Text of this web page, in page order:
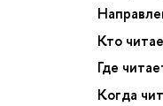
Кто
Где
Когда